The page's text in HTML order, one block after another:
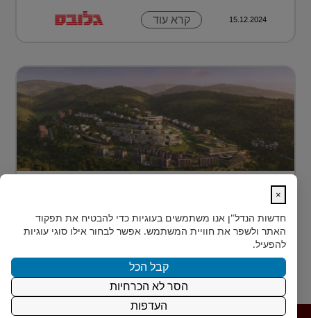
15.12.2024 קרא עוד
בלב טביליסי, בין השכונות המבוקשות Vake וSaburtalo, כ-2
ק"מ בלבד מהאוניברסיטה של העיר, מוקם TBILISI
ACRES - פ...
15.12.2024 קרא עוד
×
חדשות הנדל"ן אנו משתמשים בעוגיות כדי להבטיח את תפקוד
האתר ולשפר את חוויית המשתמש. אפשר לבחור אילו סוגי עוגיות
להפעיל.
קבל הכל
הסר לא הכרחיות
העדפות